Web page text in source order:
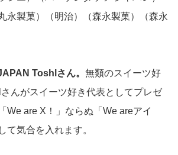
永製菓）（明治）（森永製菓）（森永
Toshlさん。 無類のスイーツ好
んがスイーツ好き代表としてプレゼ
We are X！」ならぬ「We areアイ
て気合を入れます。